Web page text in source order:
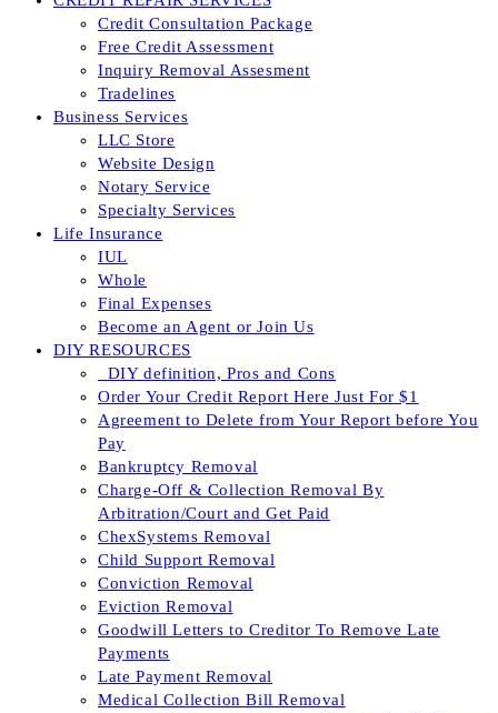
Credit Consultation Package
Free Credit Assessment
Inquiry Removal Assesment
Tradelines
Business Services
LLC Store
Website Design
Notary Service
Specialty Services
Life Insurance
IUL
Whole
Final Expenses
Become an Agent or Join Us
DIY RESOURCES
_DIY definition, Pros and Cons
Order Your Credit Report Here Just For $1
Agreement to Delete from Your Report before You
Pay
Bankruptcy Removal
Charge-Off & Collection Removal By
Arbitration/Court and Get Paid
ChexSystems Removal
Child Support Removal
Conviction Removal
Eviction Removal
Goodwill Letters to Creditor To Remove Late
Payments
Late Payment Removal
Medical Collection Bill Removal